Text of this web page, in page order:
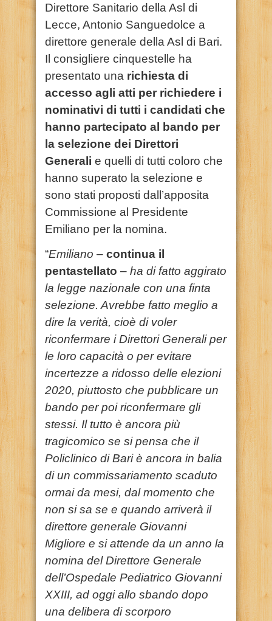
Direttore Sanitario della Asl di
Lecce, Antonio Sanguedolce a
direttore generale della Asl di Bari.
Il consigliere cinquestelle ha
presentato una richiesta di
accesso agli atti per richiedere i
nominativi di tutti i candidati che
hanno partecipato al bando per
la selezione dei Direttori
Generali e quelli di tutti coloro che
hanno superato la selezione e
sono stati proposti dall’apposita
Commissione al Presidente
Emiliano per la nomina.
“Emiliano – continua il
pentastellato – ha di fatto aggirato
la legge nazionale con una finta
selezione. Avrebbe fatto meglio a
dire la verità, cioè di voler
riconfermare i Direttori Generali per
le loro capacità o per evitare
incertezze a ridosso delle elezioni
2020, piuttosto che pubblicare un
bando per poi riconfermare gli
stessi. Il tutto è ancora più
tragicomico se si pensa che il
Policlinico di Bari è ancora in balia
di un commissariamento scaduto
ormai da mesi, dal momento che
non si sa se e quando arriverà il
direttore generale Giovanni
Migliore e si attende da un anno la
nomina del Direttore Generale
dell’Ospedale Pediatrico Giovanni
XXIII, ad oggi allo sbando dopo
una delibera di scorporo